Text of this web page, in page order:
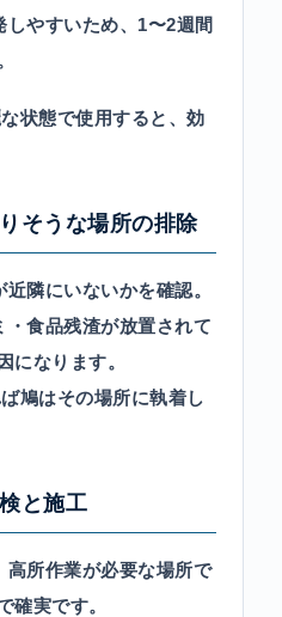
やすいため、1〜2週間
状態で使用すると、効
そうな場所の排除
隣にいないかを確認。
・食品残渣が放置されて
になります。
鳩はその場所に執着し
と施工
高所作業が必要な場所で
確実です。